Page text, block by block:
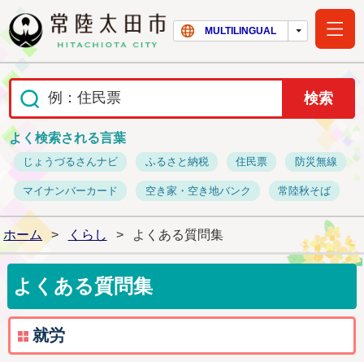
常陸太田市ホー
MULTILINGUAL
よく検索される言葉
じょうづるさんナビ ふるさと納税 住民票 防災無線
マイナンバーカード 空き家・空き地バンク 常陸秋そば
ホーム > くらし > よくある質問集
よくある質問集
就労